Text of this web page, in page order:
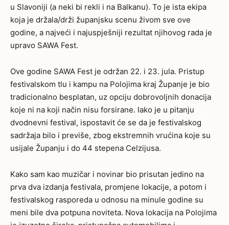
u Slavoniji (a neki bi rekli i na Balkanu). To je ista ekipa
koja je držala/drži županjsku scenu živom sve ove
godine, a najveći i najuspješniji rezultat njihovog rada je
upravo SAWA Fest.
Ove godine SAWA Fest je održan 22. i 23. jula. Pristup
festivalskom tlu i kampu na Polojima kraj Županje je bio
tradicionalno besplatan, uz opciju dobrovoljnih donacija
koje ni na koji način nisu forsirane. Iako je u pitanju
dvodnevni festival, ispostavit će se da je festivalskog
sadržaja bilo i previše, zbog ekstremnih vrućina koje su
usijale Županju i do 44 stepena Celzijusa.
Kako sam kao muzičar i novinar bio prisutan jedino na
prva dva izdanja festivala, promjene lokacije, a potom i
festivalskog rasporeda u odnosu na minule godine su
meni bile dva potpuna noviteta. Nova lokacija na Polojima